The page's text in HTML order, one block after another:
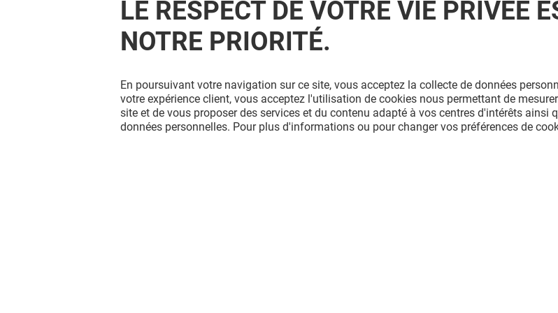
LE RESPECT DE VOTRE VIE PRIVÉE
NOTRE PRIORITÉ.
En poursuivant votre navigation sur ce site, vous acceptez la collecte de données
votre expérience client, vous acceptez l'utilisation de cookies nous permettant de
site et de vous proposer des services et du contenu adapté à vos centres d'intérêts ainsi
données personnelles. Pour plus d'informations ou pour changer vos préférences de